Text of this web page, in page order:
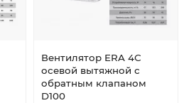
Вентилятор ERA 4С
осевой вытяжной с
обратным клапаном
D100